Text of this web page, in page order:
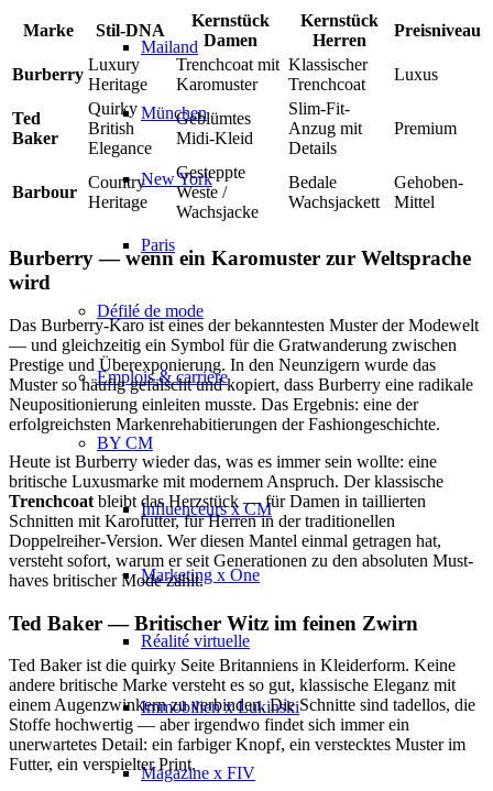
Mailand
München
New York
Paris
Défilé de mode
Emplois & carrière
BY CM
Influenceurs x CM
Marketing x One
Réalité virtuelle
Immobilien x Lukinski
Magazine x FIV
Marke Stil-DNA
Kernstück
Damen
Kernstück
Herren
Preisniveau
Burberry
Luxury
Heritage
Trenchcoat mit
Karomuster
Klassischer
Trenchcoat
Luxus
Ted
Baker
Quirky
British
Elegance
Geblümtes
Midi-Kleid
Slim-Fit-
Anzug mit
Details
Premium
Barbour
Country
Heritage
Gesteppte
Weste /
Wachsjacke
Bedale
Wachsjackett
Gehoben-
Mittel
Burberry — wenn ein Karomuster zur Weltsprache
wird
Das Burberry-Karo ist eines der bekanntesten Muster der Modewelt
— und gleichzeitig ein Symbol für die Gratwanderung zwischen
Prestige und Überexponierung. In den Neunzigern wurde das
Muster so häufig gefälscht und kopiert, dass Burberry eine radikale
Neupositionierung einleiten musste. Das Ergebnis: eine der
erfolgreichsten Markenrehabitierungen der Fashiongeschichte.
Heute ist Burberry wieder das, was es immer sein wollte: eine
britische Luxusmarke mit modernem Anspruch. Der klassische
Trenchcoat bleibt das Herzstück — für Damen in taillierten
Schnitten mit Karofutter, für Herren in der traditionellen
Doppelreiher-Version. Wer diesen Mantel einmal getragen hat,
versteht sofort, warum er seit Generationen zu den absoluten Must-
haves britischer Mode zählt.
Ted Baker — Britischer Witz im feinen Zwirn
Ted Baker ist die quirky Seite Britanniens in Kleiderform. Keine
andere britische Marke versteht es so gut, klassische Eleganz mit
einem Augenzwinkern zu verbinden. Die Schnitte sind tadellos, die
Stoffe hochwertig — aber irgendwo findet sich immer ein
unerwartetes Detail: ein farbiger Knopf, ein verstecktes Muster im
Futter, ein verspielter Print.